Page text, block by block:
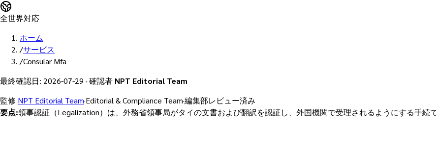
全世界対応
ホーム
/サービス
/Consular Mfa
最終確認日: 2026-07-29 · 確認者 NPT Editorial Team
監修 NPT Editorial Team·Editorial & Compliance Team·編集部レビュー済み
要点:領事認証（Legalization）は、外務省領事局がタイの文書および翻訳を認証し、外国機関で受理されるようにする手続